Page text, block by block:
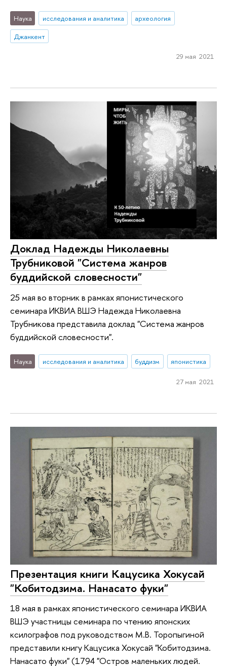
Наука исследования и аналитика
археология
Джанкент
29 мая 2021
Доклад Надежды Николаевны
Трубниковой "Система жанров
буддийской словесности"
25 мая во вторник в рамках японистического
семинара ИКВИА ВШЭ Надежда Николаевна
Трубникова представила доклад "Система жанров
буддийской словесности".
Наука исследования и аналитика буддизм японистика
27 мая 2021
Презентация книги Кацусика Хокусай
"Кобитодзима. Нанасато фуки"
18 мая в рамках японистического семинара ИКВИА
ВШЭ участницы семинара по чтению японских
ксилографов под руководством М.В. Торопыгиной
представили книгу Кацусика Хокусай "Кобитодзима.
Нанасато фуки" (1794 "Остров маленьких людей.